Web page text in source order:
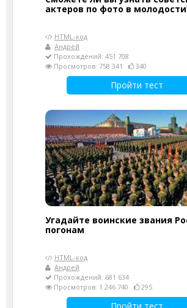
актеров по фото в
HTML-код
Андрей
Прохождений: 451 708
Просмотров: 758 341
340
Пройти тест
Угадайте воинские звания
погонам
HTML-код
Андрей
Прохождений: 681 634
Просмотров: 1 246 740
295